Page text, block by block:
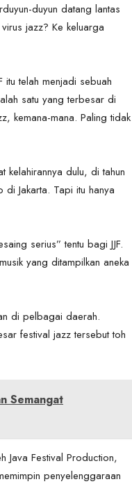
duyun datang lantas
jazz? Ke keluarga
itu telah menjadi sebuah
satu yang terbesar di
kemana-mana. Paling tidak
kelahirannya dulu, di tahun
Jakarta. Tapi itu hanya
serius” tentu bagi JJF.
yang ditampilkan aneka
di pelbagai daerah.
festival jazz tersebut toh
Semangat
Java Festival Production,
penyelenggaraan